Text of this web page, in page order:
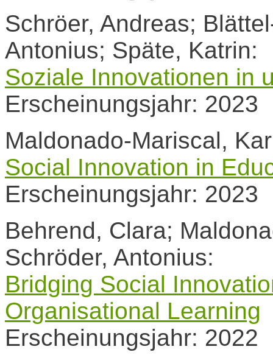
Schröer, Andreas;
Antonius; Späte, Katrin:
Soziale Innovationen in
Erscheinungsjahr: 2023
Maldonado-Mariscal,
Social Innovation in
Erscheinungsjahr: 2023
Behrend, Clara;
Schröder, Antonius:
Bridging Social
Organisational Learning
Erscheinungsjahr: 2022